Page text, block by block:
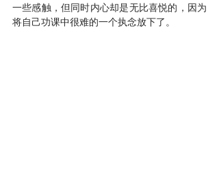
一些感触，但同时内心却是无比喜悦的，因为
将自己功课中很难的一个执念放下了。